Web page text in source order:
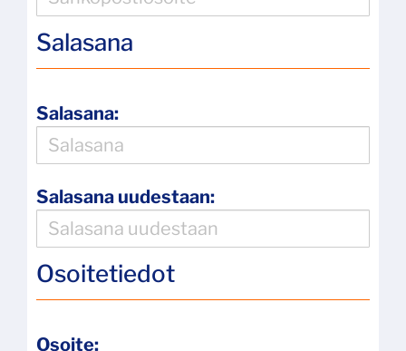
Salasana
Salasana:
Salasana uudestaan:
Osoitetiedot
Osoite: